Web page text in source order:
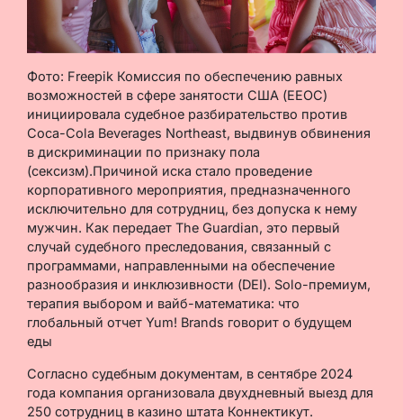
Фото: Freepik Комиссия по обеспечению равных
возможностей в сфере занятости США (EEOC)
инициировала судебное разбирательство против
Coca-Cola Beverages Northeast, выдвинув обвинения
в дискриминации по признаку пола
(сексизм).Причиной иска стало проведение
корпоративного мероприятия, предназначенного
исключительно для сотрудниц, без допуска к нему
мужчин. Как передает The Guardian, это первый
случай судебного преследования, связанный с
программами, направленными на обеспечение
разнообразия и инклюзивности (DEI). Solo-премиум,
терапия выбором и вайб-математика: что
глобальный отчет Yum! Brands говорит о будущем
еды
Согласно судебным документам, в сентябре 2024
года компания организовала двухдневный выезд для
250 сотрудниц в казино штата Коннектикут.